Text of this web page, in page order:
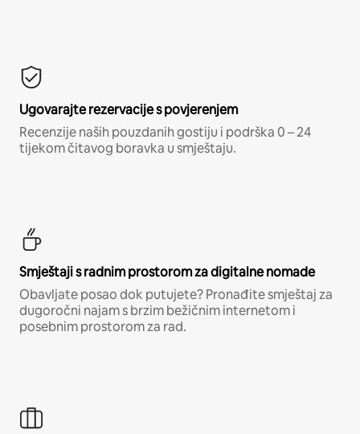
Ugovarajte rezervacije s povjerenjem
Recenzije naših pouzdanih gostiju i podrška 0 – 24
tijekom čitavog boravka u smještaju.
Smještaji s radnim prostorom za digitalne nomade
Obavljate posao dok putujete? Pronađite smještaj za
dugoročni najam s brzim bežičnim internetom i
posebnim prostorom za rad.